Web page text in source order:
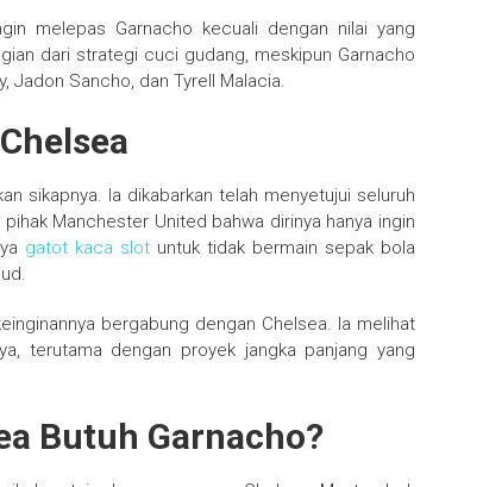
melepas Garnacho kecuali dengan nilai yang
dari strategi cuci gudang, meskipun Garnacho
Jadon Sancho, dan Tyrell Malacia.
sikapnya. Ia dikabarkan telah menyetujui seluruh
Manchester United bahwa dirinya hanya ingin
gatot kaca slotuntuk tidak bermain sepak bola
bergabung dengan Chelsea. Ia melihat
terutama dengan proyek jangka panjang yang
Butuh Garnacho?